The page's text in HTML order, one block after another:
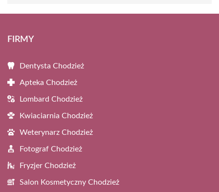
FIRMY
Dentysta Chodzież
Apteka Chodzież
Lombard Chodzież
Kwiaciarnia Chodzież
Weterynarz Chodzież
Fotograf Chodzież
Fryzjer Chodzież
Salon Kosmetyczny Chodzież